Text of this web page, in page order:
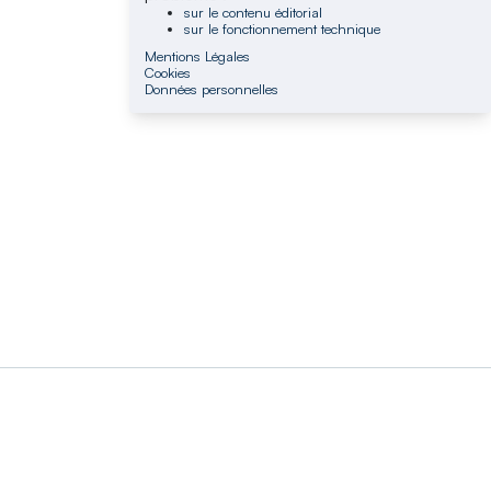
sur le contenu éditorial
sur le fonctionnement technique
Mentions Légales
Cookies
Données personnelles